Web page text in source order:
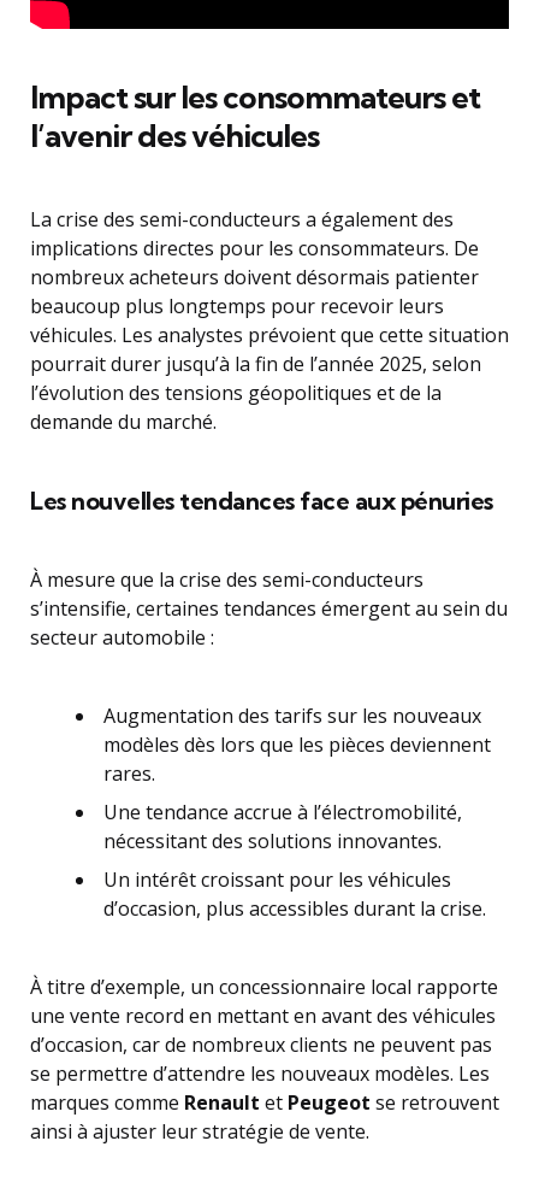
Impact sur les consommateurs et
l’avenir des véhicules
La crise des semi-conducteurs a également des
implications directes pour les consommateurs. De
nombreux acheteurs doivent désormais patienter
beaucoup plus longtemps pour recevoir leurs
véhicules. Les analystes prévoient que cette situation
pourrait durer jusqu’à la fin de l’année 2025, selon
l’évolution des tensions géopolitiques et de la
demande du marché.
Les nouvelles tendances face aux pénuries
À mesure que la crise des semi-conducteurs
s’intensifie, certaines tendances émergent au sein du
secteur automobile :
Augmentation des tarifs sur les nouveaux
modèles dès lors que les pièces deviennent
rares.
Une tendance accrue à l’électromobilité,
nécessitant des solutions innovantes.
Un intérêt croissant pour les véhicules
d’occasion, plus accessibles durant la crise.
À titre d’exemple, un concessionnaire local rapporte
une vente record en mettant en avant des véhicules
d’occasion, car de nombreux clients ne peuvent pas
se permettre d’attendre les nouveaux modèles. Les
marques comme Renault et Peugeot se retrouvent
ainsi à ajuster leur stratégie de vente.